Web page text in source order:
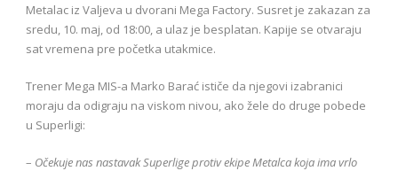
Metalac iz Valjeva u dvorani Mega Factory. Susret je zakazan za
sredu, 10. maj, od 18:00, a ulaz je besplatan. Kapije se otvaraju
sat vremena pre početka utakmice.
Trener Mega MIS-a Marko Barać ističe da njegovi izabranici
moraju da odigraju na viskom nivou, ako žele do druge pobede
u Superligi:
– Očekuje nas nastavak Superlige protiv ekipe Metalca koja ima vrlo